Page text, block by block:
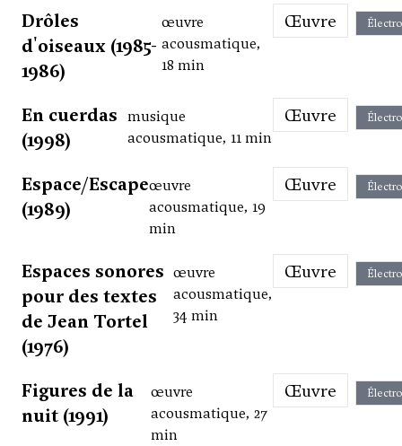
Drôles
d'oiseaux (1985-
1986)
œuvre
acousmatique,
18 min
Œuvre
En cuerdas
(1998)
musique
acousmatique, 11 min
Œuvre
Espace/Escape
(1989)
œuvre
acousmatique, 19
min
Œuvre
Espaces sonores
pour des textes
de Jean Tortel
(1976)
œuvre
acousmatique,
34 min
Œuvre
Figures de la
nuit (1991)
œuvre
acousmatique, 27
min
Œuvre